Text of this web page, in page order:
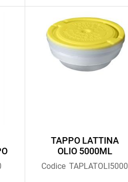
TAPPO LATTINA
OLIO 5000ML
Codice TAPLATOLI5000